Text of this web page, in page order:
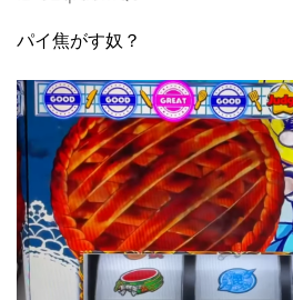
パイ焦がす奴？